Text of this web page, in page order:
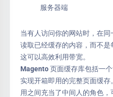
服务器端
当有人访问你的网站时，在
读取已经缓存的内容，而不是
这可以高效利用带宽。
Magento 页面缓存库包括一
实现开箱即用的完整页面缓
用之间充当了中间人的角色，